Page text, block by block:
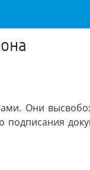
Они
подписания